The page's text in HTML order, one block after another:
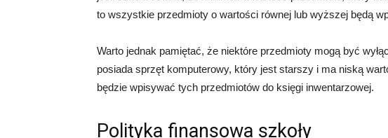
to wszystkie przedmioty o wartości równej lub wyższej będą
Warto jednak pamiętać, że niektóre przedmioty mogą być
posiada sprzęt komputerowy, który jest starszy i ma niską
będzie wpisywać tych przedmiotów do księgi inwentarzowej.
Polityka finansowa szkoły